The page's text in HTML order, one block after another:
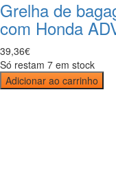
Grelha de
com Honda
39,36€
Só restam 7 em stock
Adicionar ao carrinho